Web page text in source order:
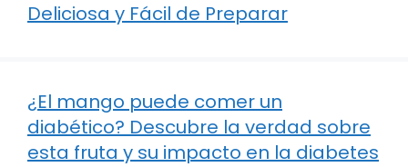
Deliciosa y Fácil de Preparar
¿El mango puede comer un
diabético? Descubre la verdad sobre
esta fruta y su impacto en la diabetes